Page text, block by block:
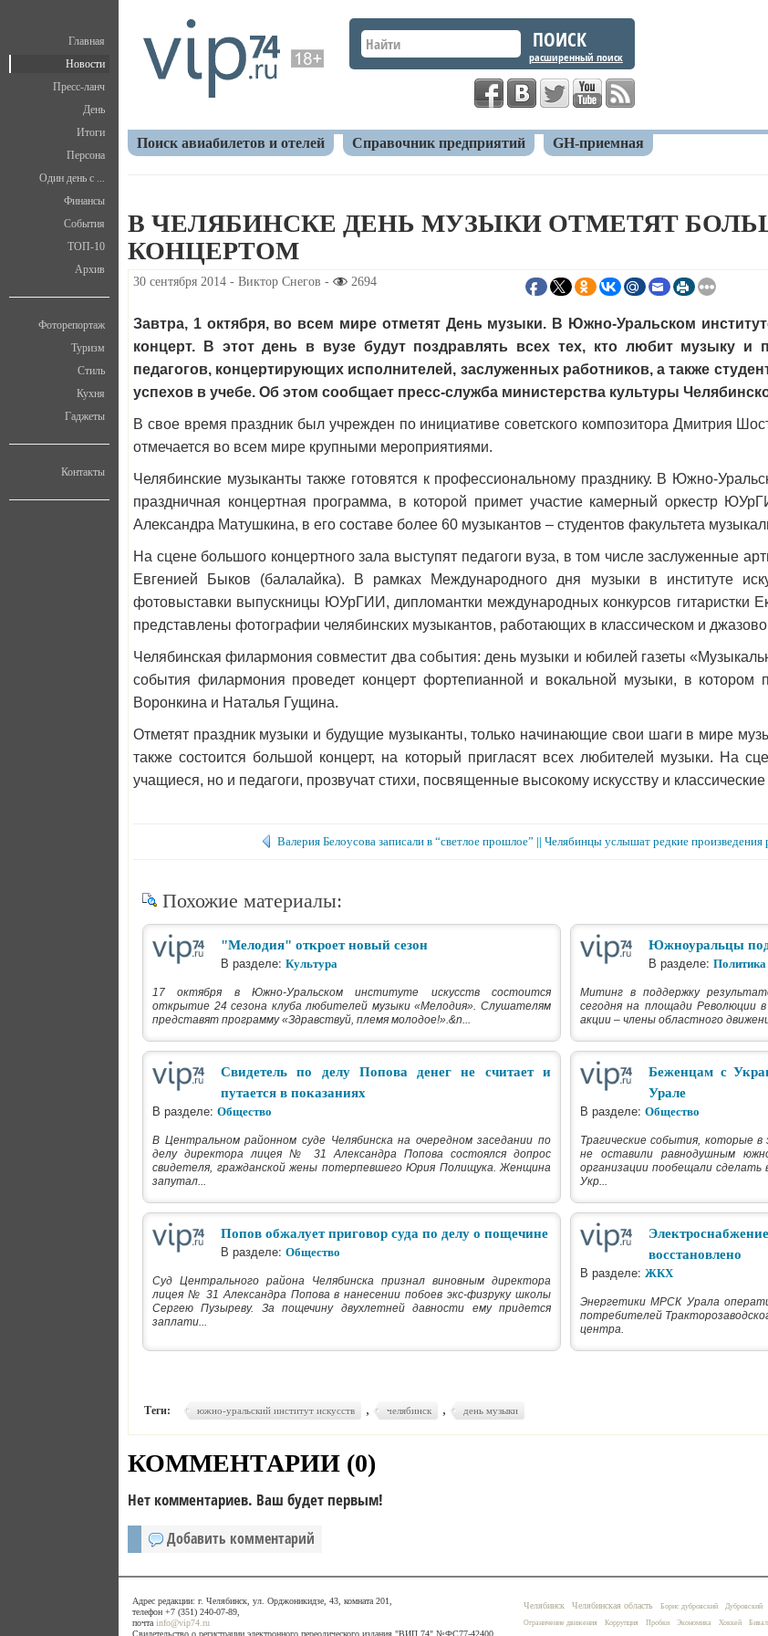
Главная
Новости
Пресс-ланч
День
Итоги
Персона
Один день с ...
Финансы
События
ТОП-10
Архив
Фоторепортаж
Туризм
Стиль
Кухня
Гаджеты
Контакты
расширенный поиск
Поиск авиабилетов и отелей Справочник предприятий GH-приемная
В ЧЕЛЯБИНСКЕ ДЕНЬ МУЗЫКИ ОТМЕТЯТ
КОНЦЕРТОМ
30 сентября 2014 - Виктор Снегов - 2694
Завтра, 1 октября, во всем мире отметят День музыки. В Южно-Уральском
концерт. В этот день в вузе будут поздравлять всех тех, кто любит музыку
педагогов, концертирующих исполнителей, заслуженных работников, а также
успехов в учебе. Об этом сообщает пресс-служба министерства культуры
В свое время праздник был учрежден по инициативе советского композитора Дмитрия
отмечается во всем мире крупными мероприятиями.
Челябинские музыканты также готовятся к профессиональному празднику. В Южно-
праздничная концертная программа, в которой примет участие камерный оркестр
Александра Матушкина, в его составе более 60 музыкантов – студентов факультета
На сцене большого концертного зала выступят педагоги вуза, в том числе заслуженные
Евгенией Быков (балалайка). В рамках Международного дня музыки в институте
фотовыставки выпускницы ЮУрГИИ, дипломантки международных конкурсов гитаристки
представлены фотографии челябинских музыкантов, работающих в классическом и
Челябинская филармония совместит два события: день музыки и юбилей газеты
события филармония проведет концерт фортепианной и вокальной музыки, в котором
Воронкина и Наталья Гущина.
Отметят праздник музыки и будущие музыканты, только начинающие свои шаги в мире
также состоится большой концерт, на который пригласят всех любителей музыки. На
учащиеся, но и педагоги, прозвучат стихи, посвященные высокому искусству и
Валерия Белоусова записали в “светлое прошлое” || Челябинцы услышат редкие произведения
Похожие материалы:
"Мелодия" откроет новый сезон
В разделе: Культура
17 октября в Южно-Уральском институте искусств состоится
открытие 24 сезона клуба любителей музыки «Мелодия». Слушателям
представят программу «Здравствуй, племя молодое!».&n...
Южноуральцы
В разделе: Политика
Митинг в поддержку
сегодня на площади Революции
акции – члены областного
Cвидетель по делу Попова денег не считает и
путается в показаниях
В разделе: Общество
В Центральном районном суде Челябинска на очередном заседании по
делу директора лицея № 31 Александра Попова состоялся допрос
свидетеля, гражданской жены потерпевшего Юрия Полищука. Женщина
запутал...
Беженцам с
Урале
В разделе: Общество
Трагические события, которые
не оставили равнодушным
организации пообещали
Укр...
Попов обжалует приговор суда по делу о пощечине
В разделе: Общество
Cуд Центрального района Челябинска признал виновным директора
лицея № 31 Александра Попова в нанесении побоев экс-физруку школы
Сергею Пузыреву. За пощечину двухлетней давности ему придется
заплати...
восстановлено
В разделе: ЖКХ
Энергетики МРСК Урала
потребителей
центра.
Теги: южно-уральский институт искусств , челябинск , день музыки
КОММЕНТАРИИ (0)
Нет комментариев. Ваш будет первым!
Добавить комментарий
Адрес редакции: г. Челябинск, ул. Орджоникидзе, 43, комната 201,
телефон +7 (351) 240-07-89,
почта info@vip74.ru
Свидетельство о регистрации электронного переодического издания "ВИП 74" №ФС77-42400
Челябинск Челябинская область Борис дубровский Дубровский
Ограничение движения
Коррупция Пробки Экономика Хоккей